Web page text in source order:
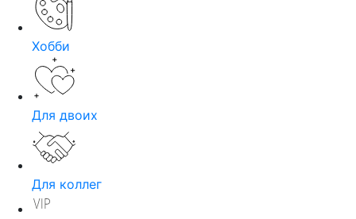
Хобби
Для двоих
Для коллег